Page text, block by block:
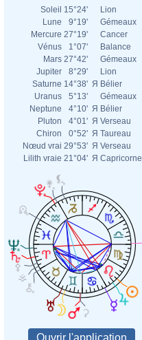
Soleil 15°24'
Lion
Lune
9°19'
Gémeaux
Mercure 27°19'
Cancer
Vénus
1°07'
Balance
Mars 27°42'
Gémeaux
Jupiter
8°29'
Lion
Saturne 14°38' Я Bélier
Uranus
5°13'
Gémeaux
Neptune
4°10' Я Bélier
Pluton
4°01' Я Verseau
Chiron
0°52' Я Taureau
Nœud vrai 29°53' Я Verseau
Lilith vraie 21°04' Я Capricorne